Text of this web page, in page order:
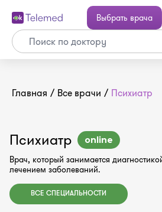
Выбрать врача
Главная / Все врачи / Психиатр
Психиатр online
Врач, который занимается
лечением заболеваний.
ВСЕ СПЕЦИАЛЬНОСТИ